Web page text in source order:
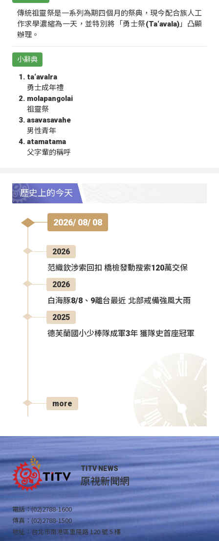
傳統祖靈祭是一系列為期四個月的祭典，現今配合族人工
作求學濃縮為一天，並特別將「勇士祭(Ta‘avala)」凸顯
辦理。
小辭典
ta‘avalra
勇士成年禮
molapangolai
祖靈祭
asavasavahe
男性青年
atamatama
父字輩的稱呼
歷史上的今天
2026/ 08/ 08
2026
范織欽涉索回扣 橋檢發動搜索120萬交保
2026
白海豚8/8、9離台最近 北部戒備強風大雨
2025
德芙蘭國小少棒隊成軍3年 獲隊史首座冠軍
more
TITV NEWS
原視新聞網
電話：(02)2788-1600
傳真：(02)2788-1500
地址：台北市南港區重陽路 120 號 5 樓